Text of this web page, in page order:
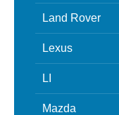
Land Rover
Lexus
LI
Mazda